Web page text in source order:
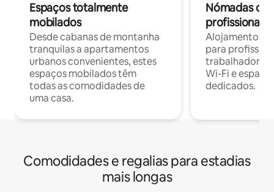
Espaços totalmente
mobilados
Desde cabanas de montanha
tranquilas a apartamentos
urbanos convenientes, estes
espaços mobilados têm
todas as comodidades de
uma casa.
Nómadas
profissionais
Alojamentos
para
trabalhadores
Wi-Fi e
dedicados.
Comodidades e regalias para estadias
mais longas